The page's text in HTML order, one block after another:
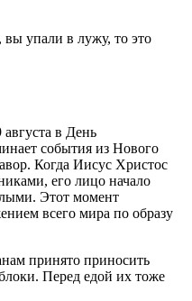
вы упали в лужу, то это
в День
события из Нового
Когда Иисус Христос
его лицо начало
Этот момент
всего мира по образу
принято приносить
Перед едой их тоже